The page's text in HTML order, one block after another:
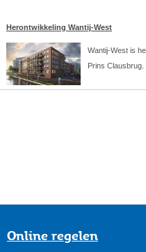
Herontwikkeling Wantij-West
Wantij-West is
Prins Clausbrug.
Online regelen